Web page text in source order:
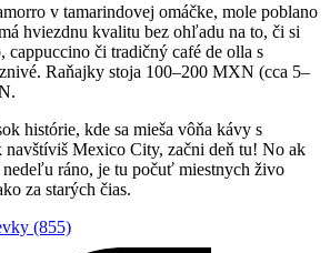
v tamarindovej omáčke, mole poblano
hviezdnu kvalitu bez ohľadu na to, či si
cappuccino či tradičný café de olla s
Raňajky stoja 100–200 MXN (cca 5–
histórie, kde sa mieša vôňa kávy s
Mexico City, začni deň tu! No ak
ráno, je tu počuť miestnych živo
za starých čias.
(855)